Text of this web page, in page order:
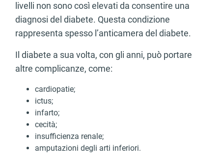
livelli non sono così elevati da consentire una
diagnosi del diabete. Questa condizione
rappresenta spesso l’anticamera del diabete.
Il diabete a sua volta, con gli anni, può portare
altre complicanze, come:
cardiopatie;
ictus;
infarto;
cecità;
insufficienza renale;
amputazioni degli arti inferiori.